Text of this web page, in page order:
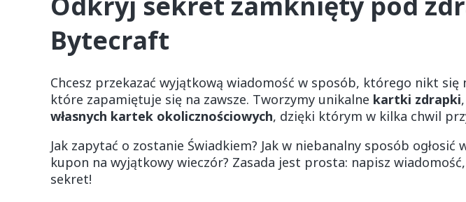
Bytecraft
Chcesz przekazać wyjątkową wiadomość w sposób, którego nikt się
które zapamiętuje się na zawsze. Tworzymy unikalne kartki zdrapki
własnych kartek okolicznościowych, dzięki którym w kilka chwil
Jak zapytać o zostanie Świadkiem? Jak w niebanalny sposób
kupon na wyjątkowy wieczór? Zasada jest prosta: napisz
sekret!